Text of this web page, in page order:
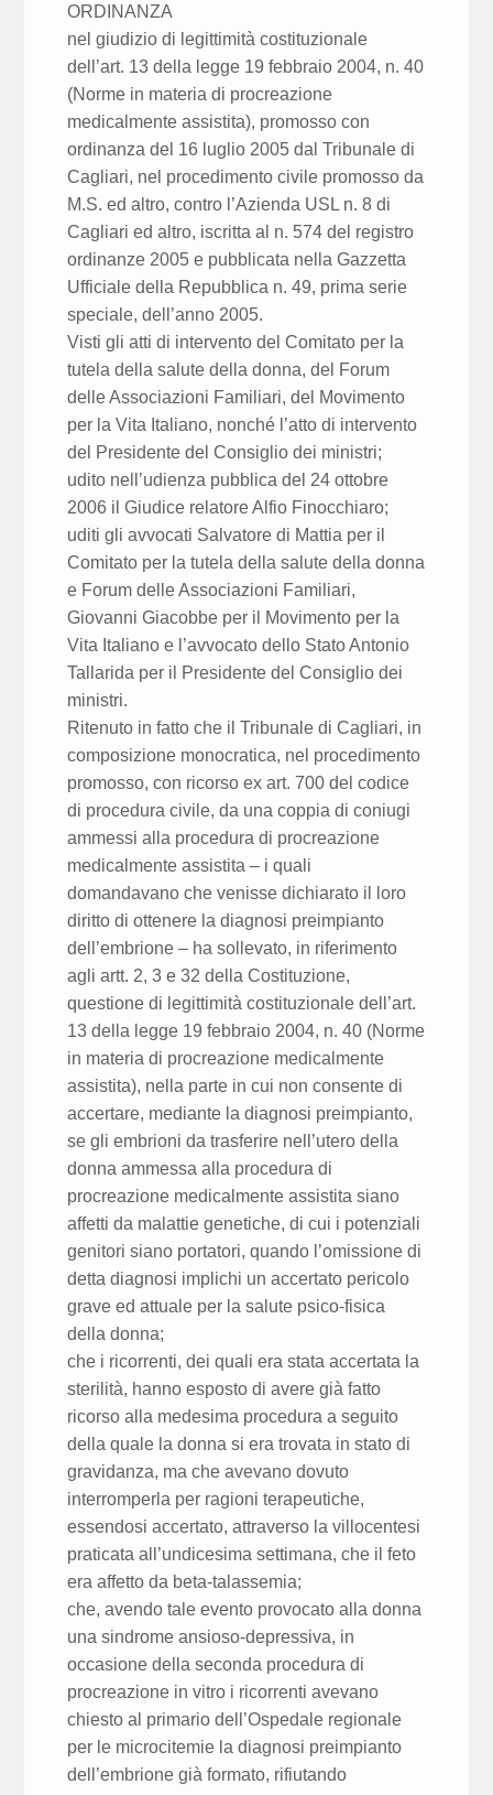
ORDINANZA
nel giudizio di legittimità costituzionale
dell’art. 13 della legge 19 febbraio 2004, n. 40
(Norme in materia di procreazione
medicalmente assistita), promosso con
ordinanza del 16 luglio 2005 dal Tribunale di
Cagliari, nel procedimento civile promosso da
M.S. ed altro, contro l’Azienda USL n. 8 di
Cagliari ed altro, iscritta al n. 574 del registro
ordinanze 2005 e pubblicata nella Gazzetta
Ufficiale della Repubblica n. 49, prima serie
speciale, dell’anno 2005.
Visti gli atti di intervento del Comitato per la
tutela della salute della donna, del Forum
delle Associazioni Familiari, del Movimento
per la Vita Italiano, nonché l’atto di intervento
del Presidente del Consiglio dei ministri;
udito nell’udienza pubblica del 24 ottobre
2006 il Giudice relatore Alfio Finocchiaro;
uditi gli avvocati Salvatore di Mattia per il
Comitato per la tutela della salute della donna
e Forum delle Associazioni Familiari,
Giovanni Giacobbe per il Movimento per la
Vita Italiano e l’avvocato dello Stato Antonio
Tallarida per il Presidente del Consiglio dei
ministri.
Ritenuto in fatto che il Tribunale di Cagliari, in
composizione monocratica, nel procedimento
promosso, con ricorso ex art. 700 del codice
di procedura civile, da una coppia di coniugi
ammessi alla procedura di procreazione
medicalmente assistita – i quali
domandavano che venisse dichiarato il loro
diritto di ottenere la diagnosi preimpianto
dell’embrione – ha sollevato, in riferimento
agli artt. 2, 3 e 32 della Costituzione,
questione di legittimità costituzionale dell’art.
13 della legge 19 febbraio 2004, n. 40 (Norme
in materia di procreazione medicalmente
assistita), nella parte in cui non consente di
accertare, mediante la diagnosi preimpianto,
se gli embrioni da trasferire nell’utero della
donna ammessa alla procedura di
procreazione medicalmente assistita siano
affetti da malattie genetiche, di cui i potenziali
genitori siano portatori, quando l’omissione di
detta diagnosi implichi un accertato pericolo
grave ed attuale per la salute psico-fisica
della donna;
che i ricorrenti, dei quali era stata accertata la
sterilità, hanno esposto di avere già fatto
ricorso alla medesima procedura a seguito
della quale la donna si era trovata in stato di
gravidanza, ma che avevano dovuto
interromperla per ragioni terapeutiche,
essendosi accertato, attraverso la villocentesi
praticata all’undicesima settimana, che il feto
era affetto da beta-talassemia;
che, avendo tale evento provocato alla donna
una sindrome ansioso-depressiva, in
occasione della seconda procedura di
procreazione in vitro i ricorrenti avevano
chiesto al primario dell’Ospedale regionale
per le microcitemie la diagnosi preimpianto
dell’embrione già formato, rifiutando